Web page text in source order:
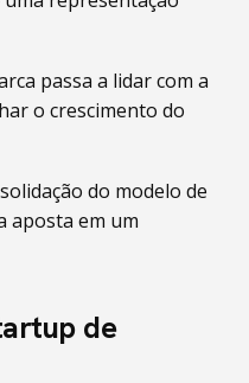
passa a lidar com a
o crescimento do
do modelo de
aposta em um
de